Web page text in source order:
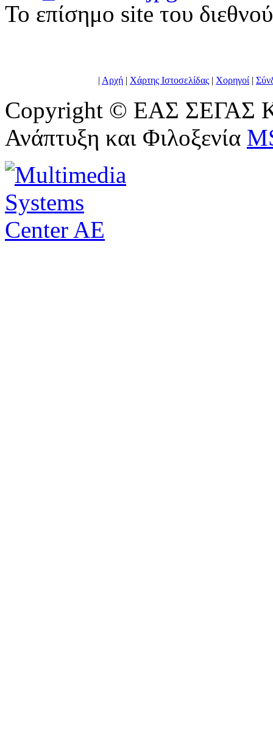
To επίσημο site του
| Αρχή | Χάρτης Ιστοσελίδας | Χορηγοί |
Copyright © ΕΑΣ ΣΕΓΑΣ
Ανάπτυξη και Φιλοξενία